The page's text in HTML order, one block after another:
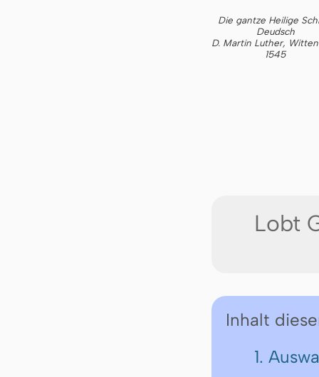
Die gantze Heilige
Deudsch
D. Martin Luther,
1545
Lobt
Inhalt
1.